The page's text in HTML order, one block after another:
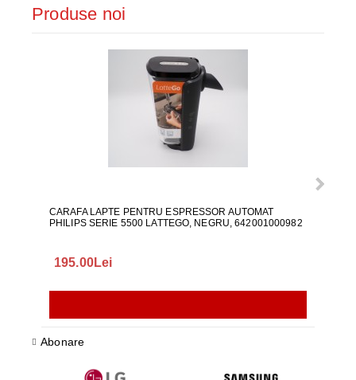
Produse noi
CARAFA LAPTE PENTRU ESPRESSOR AUTOMAT
PHILIPS SERIE 5500 LATTEGO, NEGRU, 642001000982
195.00Lei
Abonare